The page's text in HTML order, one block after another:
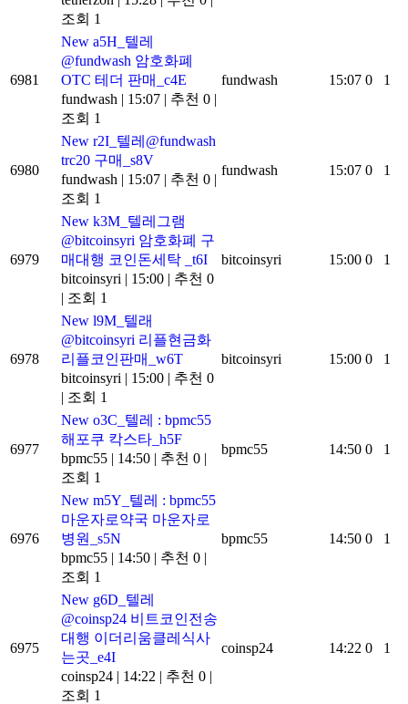
조회 1
6981
New a5H_텔레
@fundwash 암호화폐
OTC 테더 판매_c4E
fundwash | 15:07 | 추천 0 |
조회 1
fundwash 15:07 0 1
6980
New r2I_텔레@fundwash
trc20 구매_s8V
fundwash | 15:07 | 추천 0 |
조회 1
fundwash 15:07 0 1
6979
New k3M_텔레그램
@bitcoinsyri 암호화폐 구
매대행 코인돈세탁 _t6I
bitcoinsyri | 15:00 | 추천 0
| 조회 1
bitcoinsyri 15:00 0 1
6978
New l9M_텔래
@bitcoinsyri 리플현금화
리플코인판매_w6T
bitcoinsyri | 15:00 | 추천 0
| 조회 1
bitcoinsyri 15:00 0 1
6977
New o3C_텔레 : bpmc55
해포쿠 칵스타_h5F
bpmc55 | 14:50 | 추천 0 |
조회 1
bpmc55 14:50 0 1
6976
New m5Y_텔레 : bpmc55
마운자로약국 마운자로
병원_s5N
bpmc55 | 14:50 | 추천 0 |
조회 1
bpmc55 14:50 0 1
6975
New g6D_텔레
@coinsp24 비트코인전송
대행 이더리움클레식사
는곳_e4I
coinsp24 | 14:22 | 추천 0 |
조회 1
coinsp24 14:22 0 1